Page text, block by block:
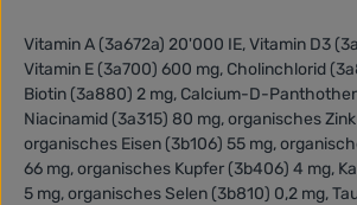
Vitamin A (3a672a) 20'000 IE, Vitamin D3
Vitamin E (3a700) 600 mg, Cholinchlorid
Biotin (3a880) 2 mg, Calcium-D-
Niacinamid (3a315) 80 mg, organisches
organisches Eisen (3b106) 55 mg,
66 mg, organisches Kupfer (3b406) 4 mg,
5 mg, organisches Selen (3b810) 0,2 mg,